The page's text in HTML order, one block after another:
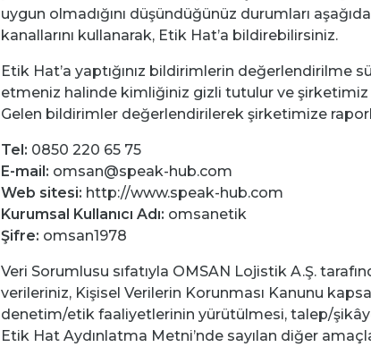
uygun olmadığını düşündüğünüz durumları
kanallarını kullanarak, Etik Hat’a bildirebilirsiniz.
Etik Hat’a yaptığınız bildirimlerin değerlendirilme
etmeniz halinde kimliğiniz gizli tutulur ve şirketimiz
Gelen bildirimler değerlendirilerek şirketimize
Tel: 0850 220 65 75
E-mail: omsan@speak-hub.com
Web sitesi: http://www.speak-hub.com
Kurumsal Kullanıcı Adı: omsanetik
Şifre: omsan1978
Veri Sorumlusu sıfatıyla OMSAN Lojistik A.Ş.
verileriniz, Kişisel Verilerin Korunması Kanunu
denetim/etik faaliyetlerinin yürütülmesi, talep/
Etik Hat Aydınlatma Metni’nde sayılan diğer